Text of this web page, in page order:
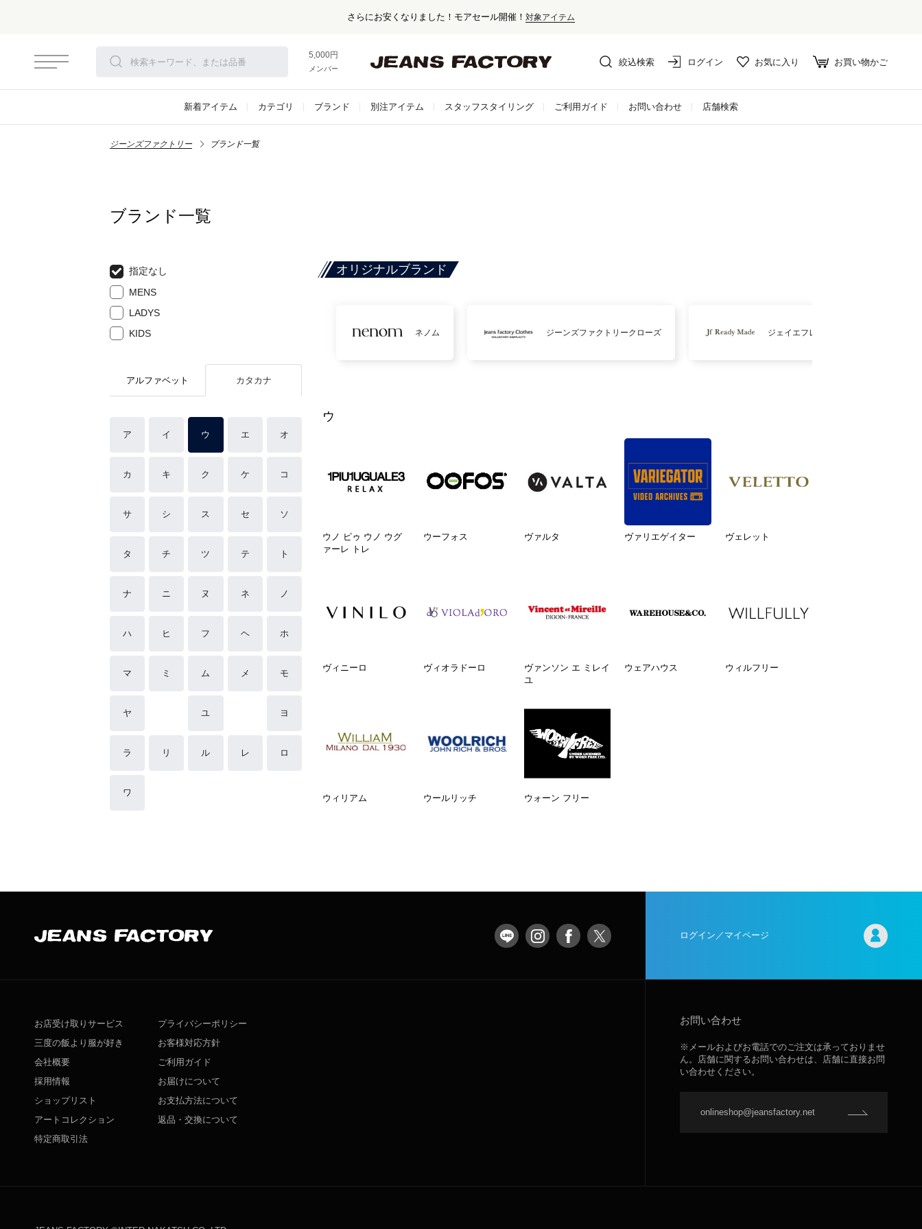
さらにお安くなりました！モアセール開催！ 対象アイテム
5,000円以上お買い上げで送料無料！
メンバー登録でお得な情報をゲット。さらに詳しく
絞込検索 ログイン お気に入り お買い物かご
新着アイテム カテゴリ ブランド 別注アイテム スタッフスタイリング ご利用ガイド お問い合わせ 店舗検索
ジーンズファクトリー ブランド一覧
ブランド一覧
指定なし
MENS
LADYS
KIDS
アルファベット カタカナ
ア イ ウ エ オ
カ キ ク ケ コ
サ シ ス セ ソ
タ チ ツ テ ト
ナ ニ ヌ ネ ノ
ハ ヒ フ ヘ ホ
マ ミ ム メ モ
ヤ ユ ヨ
ラ リ ル レ ロ
ワ
オリジナルブランド
ネノム ジーンズファクトリークローズ ジェイエフレディメイド
ウ
ウノ ピゥ ウノ ウグ
ァーレ トレ
ウーフォス ヴァルタ ヴァリエゲイター ヴェレット
ヴィニーロ ヴィオラドーロ
ヴァンソン エ ミレイ
ユ
ウェアハウス ウィルフリー
ウィリアム ウールリッチ ウォーン フリー
ログイン／マイページ
お店受け取りサービス
三度の飯より服が好き
会社概要
採用情報
ショップリスト
アートコレクション
特定商取引法
プライバシーポリシー
お客様対応方針
ご利用ガイド
お届けについて
お支払方法について
返品・交換について
お問い合わせ
※メールおよびお電話でのご注文は承っておりませ
ん。店舗に関するお問い合わせは、店舗に直接お問
い合わせください。
onlineshop@jeansfactory.net